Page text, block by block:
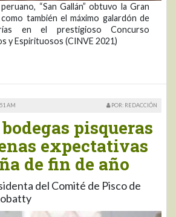
“San Gallán” obtuvo la Gran
también el máximo galardón de
en el prestigioso Concurso
y Espirituosos (CINVE 2021)
AM POR: REDACCIÓN
pisqueras
expectativas
de fin de año
del Comité de Pisco de